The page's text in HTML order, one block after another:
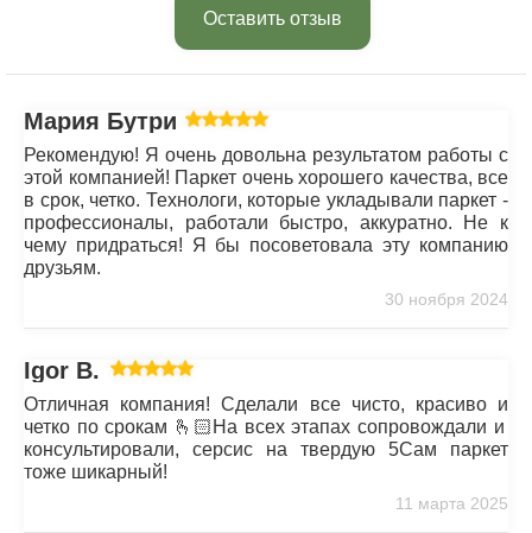
Оставить отзыв
Мария Бутрим
Рекомендую! Я очень довольна результатом работы с
этой компанией! Паркет очень хорошего качества, все
в срок, четко. Технологи, которые укладывали паркет -
профессионалы, работали быстро, аккуратно. Не к
чему придраться! Я бы посоветовала эту компанию
друзьям.
30 ноября 2024
Igor B.
Отличная компания! Сделали все чисто, красиво и
четко по срокам 🫰🏻На всех этапах сопровождали и
консультировали, серсис на твердую 5Сам паркет
тоже шикарный!
11 марта 2025